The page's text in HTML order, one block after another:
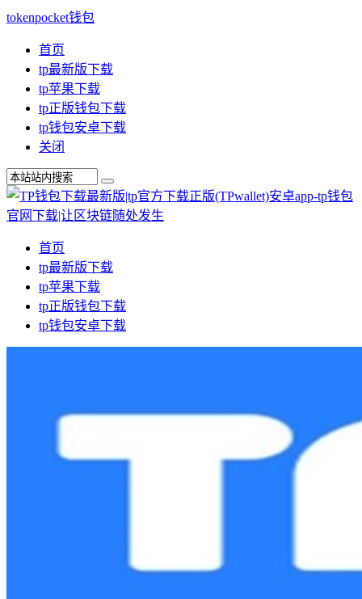
tokenpocket钱包
首页
tp最新版下载
tp苹果下载
tp正版钱包下载
tp钱包安卓下载
关闭
首页
tp最新版下载
tp苹果下载
tp正版钱包下载
tp钱包安卓下载